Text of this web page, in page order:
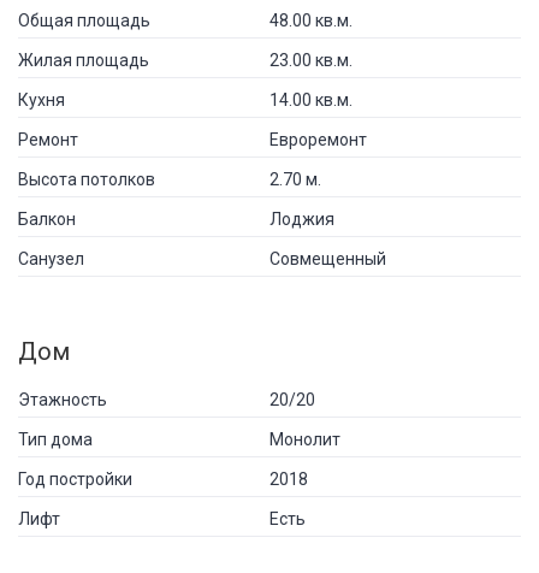
Общая площадь 48.00 кв.м.
Жилая площадь 23.00 кв.м.
Кухня 14.00 кв.м.
Ремонт Евроремонт
Высота потолков 2.70 м.
Балкон Лоджия
Санузел Совмещенный
Дом
Этажность 20/20
Тип дома Монолит
Год постройки 2018
Лифт Есть